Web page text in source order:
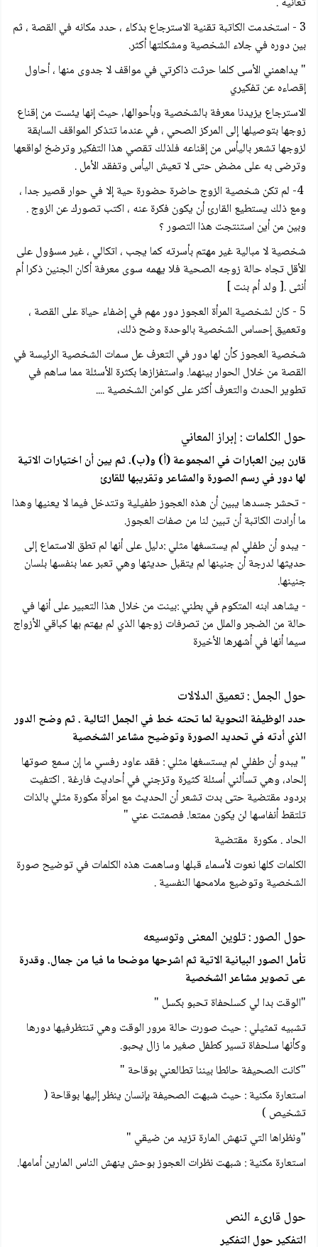
3 - استخدمت الكاتبة تقنية الاسترجاع بذكاء ، حدد مكانه في القصة ، ثم
بين دوره في جلاء الشخصية ومشكلتها أكثر.
" يداهمني الأسى كلما حرثت ذاكرتي في مواقف لا جدوى منها ، أحاول
إقصاءه عن تفكيري
الاسترجاع يزيدنا معرفة بالشخصية وبأحوالها، حيث إنها يئست من إقناع
زوجها بتوصيلها إلى المركز الصحي ، في عندما تتذكر المواقف السابقة
لزوجها تشعر باليأس من إقناعه فلذلك تقصي هذا التفكير وترضخ لواقعها
وترضی به على مضض حتى لا تعيش اليأس وتفقد الأمل .
4- لم تكن شخصية الزوج حاضرة حضورة حية إلا في حوار قصير جدا ،
ومع ذلك يستطيع القارئ أن يكون فكرة عنه ، اكتب تصورك عن الزوج .
وبين من أين استنتجت هذا التصور ؟
شخصية لا مبالية غير مهتم بأسرته كما يجب ، اتکالي ، غير مسؤول على
الأقل تجاه حالة زوجه الصحية فلا يهمه سوى معرفة أكان الجنين ذكرا أم
أنثى .[ ولد أم بنت ]
5 - كان لشخصية المرأة العجوز دور مهم في إضفاء حياة على القصة ،
وتعميق إحساس الشخصية بالوحدة وضح ذلك،
شخصية العجوز كأن لها دور في التعرف عل سمات الشخصية الرئيسة في
القصة من خلال الحوار بينهما. واستفزازها بكثرة الأسئلة مما ساهم في
تطوير الحدث والتعرف أكثر على كوامن الشخصية ....
حول الكلمات : إبراز المعاني
قارن بين العبارات في المجموعة (أ) و(ب). ثم يين أن اختيارات الاتية
لها دور في رسم الصورة والمشاعر وتقريبها للقارئ
- تحشر جسدها يبين أن هذه العجوز طفيلية وتتدخل فيما لا يعنيها وهذا
ما أرادت الكاتبة أن تبين لنا من صفات العجوز.
- يبدو أن طفلي لم يستسغها مثلي :دليل على أنها لم تطق الاستماع إلى
حديثها لدرجة أن جنينها لم يتقبل حديثها وهي تعبر عما بنفسها بلسان
جنينها.
- يشاهد ابنه المتكوم في بطني :بينت من خلال هذا التعبير على أنها في
حالة من الضجر والملل من تصرفات زوجها الذي لم يهتم بها كباقي الأزواج
سيما أنها في أشهرها الأخيرة
حول الجمل : تعميق الدلالات
حدد الوظيفة النحوية لما تحته خط في الجمل التالية . ثم وضح الدور
الذي أدته في تحديد الصورة وتوضيح مشاعر الشخصية
" يبدو أن طفلي لم يستسغها مثلي : فقد عاود رفسي ما إن سمع صوتها
إلحاد، وهي تسألني أسئلة كثيرة وتزجني في أحاديث فارغة . اكتفيت
بردود مقتضية حتى بدت تشعر أن الحديث مع امرأة مكورة مثلي بالذات
تلتقط أنفاسها لن يكون ممتعا. فصمتت عني "
الحاد . مكورة مقتضية
الكلمات كلها نعوت لأسماء قبلها وساهمت هذه الكلمات في توضيح صورة
الشخصية وتوضيع ملامحها النفسية .
حول الصور : تلوين المعنى وتوسيعه
تأمل الصور البيانية الاتية ثم اشرحها موضحا ما فيا من جمال. وقدرة
عى تصوير مشاعر الشخصية
"الوقت بدا لي كسلحفاة تحبو بكسل "
تشبيه تمثيلي : حيث صورت حالة مرور الوقت وهي تنتظرفيها دورها
وكأنها سلحفاة تسير كطفل صغير ما زال يحبو.
"كانت الصحيفة حائطا بيننا تطالعني بوقاحة "
استعارة مكنية : حيث شبهت الصحيفة بإنسان ينظر إليها بوقاحة (
تشخيص )
"ونظراها التي تنهش المارة تزيد من ضيقي "
استعارة مكنية : شبهت نظرات العجوز بوحش ينهش الناس المارين أمامها.
حول قارىء النص
التفكير حول التفكير